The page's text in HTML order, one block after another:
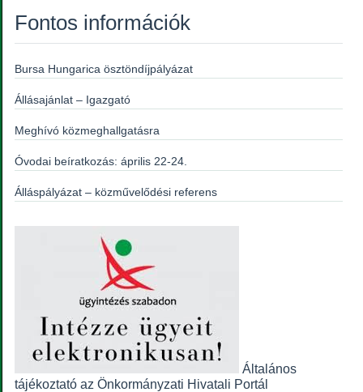
Fontos információk
Bursa Hungarica ösztöndíjpályázat
Állásajánlat – Igazgató
Meghívó közmeghallgatásra
Óvodai beíratkozás: április 22-24.
Álláspályázat – közművelődési referens
Általános
tájékoztató az Önkormányzati Hivatali Portál